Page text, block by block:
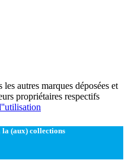
autres marques déposées et
propriétaires respectifs
la (aux) collections